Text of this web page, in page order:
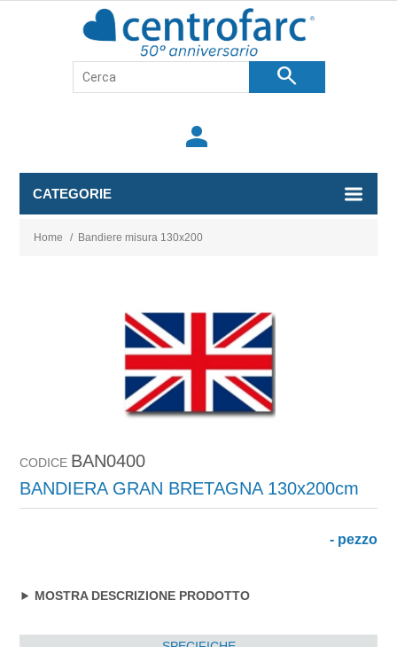
search
person
CATEGORIE
Home / Bandiere misura 130x200
CODICE BAN0400
BANDIERA GRAN BRETAGNA 130x200cm
- pezzo
MOSTRA DESCRIZIONE PRODOTTO